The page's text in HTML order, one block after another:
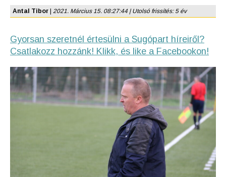
Antal Tibor 2021. Március 15. 08:27:44 | Utolsó frissítés: 5 év
Gyorsan szeretnél értesülni a Sugópart híreiről?
Csatlakozz hozzánk! Klikk, és like a Facebookon!